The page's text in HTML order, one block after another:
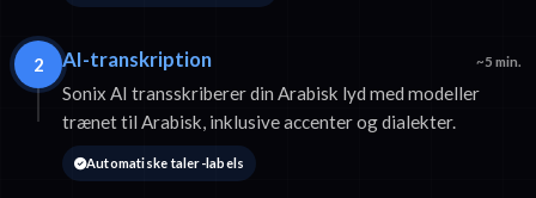
2 AI-transkription ~5 min.
Sonix AI transskriberer din Arabisk lyd med modeller
trænet til Arabisk, inklusive accenter og dialekter.
Automatiske taler-labels